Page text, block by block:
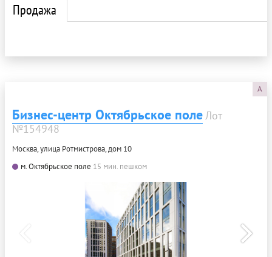
Продажа
A
Бизнес-центр Октябрьское полеЛот
№154948
Москва, улица Ротмистрова, дом 10
м. Октябрьское поле 15 мин. пешком